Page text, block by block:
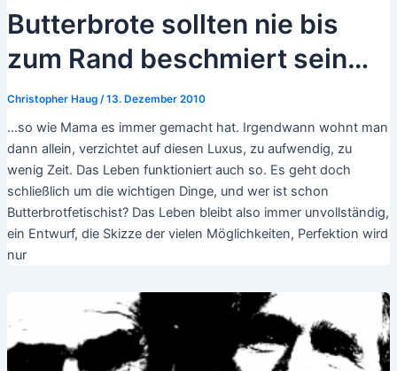
Butterbrote sollten nie bis
zum Rand beschmiert sein…
Christopher Haug /13. Dezember 2010
…so wie Mama es immer gemacht hat. Irgendwann wohnt man
dann allein, verzichtet auf diesen Luxus, zu aufwendig, zu
wenig Zeit. Das Leben funktioniert auch so. Es geht doch
schließlich um die wichtigen Dinge, und wer ist schon
Butterbrotfetischist? Das Leben bleibt also immer unvollständig,
ein Entwurf, die Skizze der vielen Möglichkeiten, Perfektion wird
nur